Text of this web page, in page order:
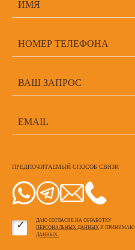
ПРЕДПОЧИТАЕМЫЙ СПОСОБ СВЯЗИ
ДАЮ СОГЛАСИЕ НА ОБРАБОТКУ
ПЕРСОНАЛЬНЫХ ДАННЫХ И ПРИНИМАЮ
ДАННЫХ.